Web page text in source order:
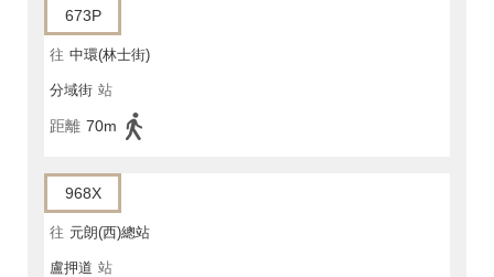
673P
往 中環(林士街)
分域街 站
距離 70m
968X
往 元朗(西)總站
盧押道 站